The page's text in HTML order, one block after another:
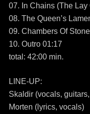
07. In Chains (The Lay
08. The Queen’s
09. Chambers Of
10. Outro 01:17
total: 42:00 min.
LINE-UP:
Skaldir (vocals,
Morten (lyrics, vocals)